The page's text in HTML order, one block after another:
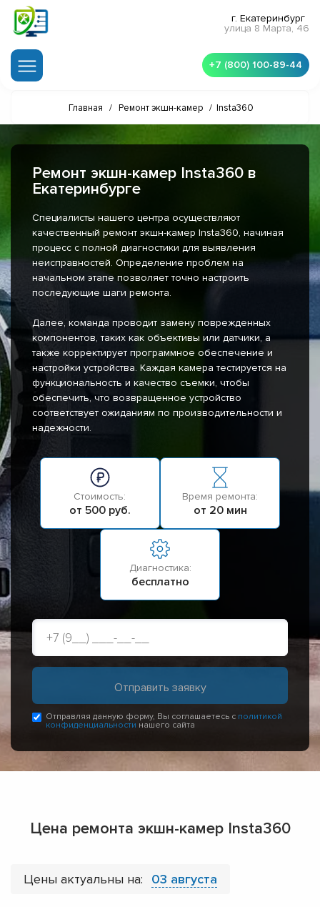
г. Екатеринбург
улица 8 Марта, 46
+7 (800) 100-89-44
Главная / Ремонт экшн-камер / Insta360
Ремонт экшн-камер Insta360 в
Екатеринбурге
Специалисты нашего центра осуществляют
качественный ремонт экшн-камер Insta360, начиная
процесс с полной диагностики для выявления
неисправностей. Определение проблем на
начальном этапе позволяет точно настроить
последующие шаги ремонта.
Далее, команда проводит замену поврежденных
компонентов, таких как объективы или датчики, а
также корректирует программное обеспечение и
настройки устройства. Каждая камера тестируется на
функциональность и качество съемки, чтобы
обеспечить, что возвращенное устройство
соответствует ожиданиям по производительности и
надежности.
Стоимость:
от 500 руб.
Время ремонта:
от 20 мин
Диагностика:
бесплатно
Отправляя данную форму, Вы соглашаетесь с политикой
конфиденциальности нашего сайта
Цена ремонта экшн-камер Insta360
Цены актуальны на: 03 августа